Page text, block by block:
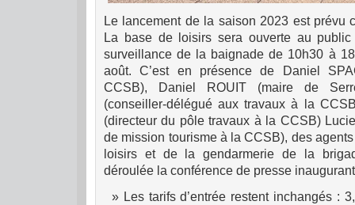
Le lancement de la saison 2023 est prévu
La base de loisirs sera ouverte au
surveillance de la baignade de 10h30 à
août. C’est en présence de Daniel
CCSB), Daniel ROUIT (maire de
(conseiller-délégué aux travaux à la
(directeur du pôle travaux à la CCSB)
de mission tourisme à la CCSB), des
loisirs et de la gendarmerie de la
déroulée la conférence de presse
Les tarifs d’entrée restent inchangés :